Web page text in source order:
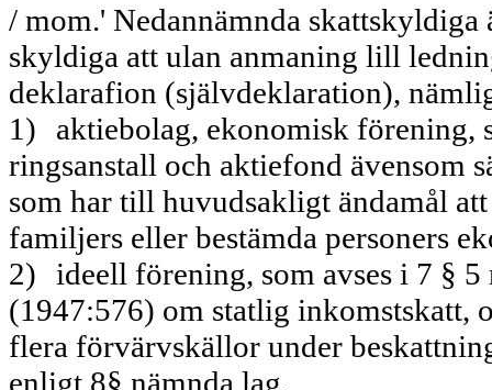
/ mom.' Nedannämnda
skyldiga att ulan anmaning lill
deklara­fion (självdeklaration),
1)
aktiebolag, ekonomisk förening,
ringsanstall och aktiefond ävensom
som har till huvudsakligt ändamål
familjers eller bestämda personers
2)
ideell förening, som avses i 7 §
(1947:576) om statlig inkomstskatt,
flera förvärvs­källor under
enligt 8§ nämnda lag,